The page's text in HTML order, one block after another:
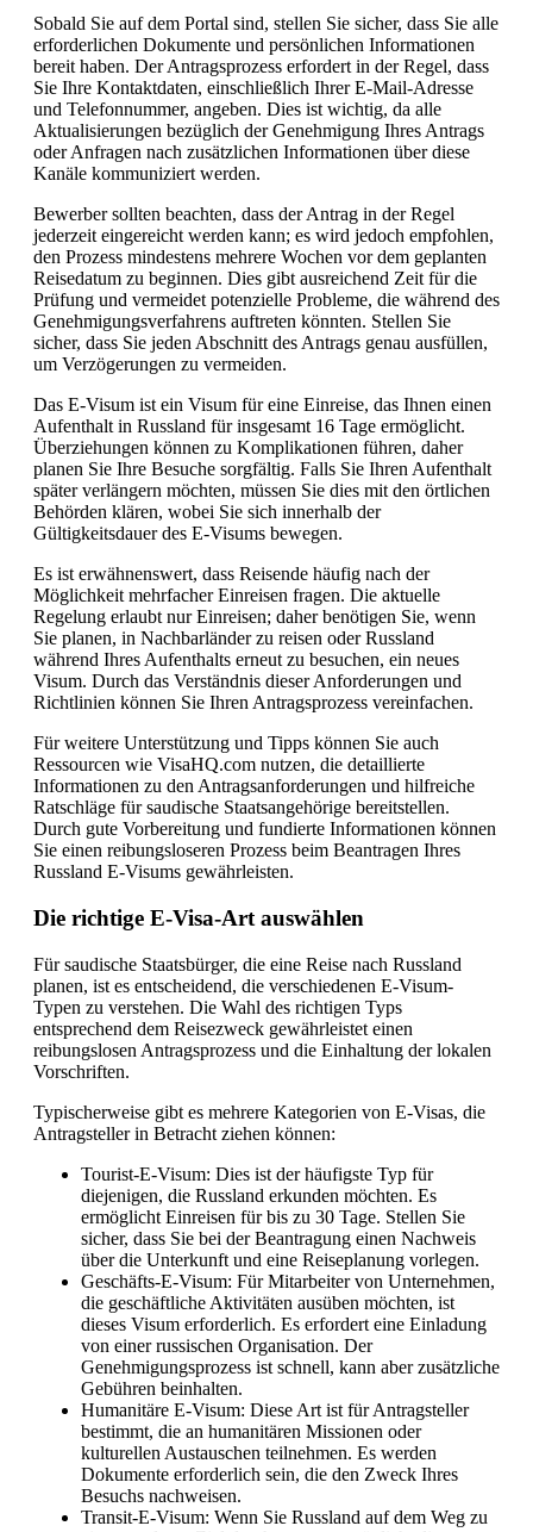
Sobald Sie auf dem Portal sind, stellen Sie sicher, dass Sie alle
erforderlichen Dokumente und persönlichen Informationen
bereit haben. Der Antragsprozess erfordert in der Regel, dass
Sie Ihre Kontaktdaten, einschließlich Ihrer E-Mail-Adresse
und Telefonnummer, angeben. Dies ist wichtig, da alle
Aktualisierungen bezüglich der Genehmigung Ihres Antrags
oder Anfragen nach zusätzlichen Informationen über diese
Kanäle kommuniziert werden.
Bewerber sollten beachten, dass der Antrag in der Regel
jederzeit eingereicht werden kann; es wird jedoch empfohlen,
den Prozess mindestens mehrere Wochen vor dem geplanten
Reisedatum zu beginnen. Dies gibt ausreichend Zeit für die
Prüfung und vermeidet potenzielle Probleme, die während des
Genehmigungsverfahrens auftreten könnten. Stellen Sie
sicher, dass Sie jeden Abschnitt des Antrags genau ausfüllen,
um Verzögerungen zu vermeiden.
Das E-Visum ist ein Visum für eine Einreise, das Ihnen einen
Aufenthalt in Russland für insgesamt 16 Tage ermöglicht.
Überziehungen können zu Komplikationen führen, daher
planen Sie Ihre Besuche sorgfältig. Falls Sie Ihren Aufenthalt
später verlängern möchten, müssen Sie dies mit den örtlichen
Behörden klären, wobei Sie sich innerhalb der
Gültigkeitsdauer des E-Visums bewegen.
Es ist erwähnenswert, dass Reisende häufig nach der
Möglichkeit mehrfacher Einreisen fragen. Die aktuelle
Regelung erlaubt nur Einreisen; daher benötigen Sie, wenn
Sie planen, in Nachbarländer zu reisen oder Russland
während Ihres Aufenthalts erneut zu besuchen, ein neues
Visum. Durch das Verständnis dieser Anforderungen und
Richtlinien können Sie Ihren Antragsprozess vereinfachen.
Für weitere Unterstützung und Tipps können Sie auch
Ressourcen wie VisaHQ.com nutzen, die detaillierte
Informationen zu den Antragsanforderungen und hilfreiche
Ratschläge für saudische Staatsangehörige bereitstellen.
Durch gute Vorbereitung und fundierte Informationen können
Sie einen reibungsloseren Prozess beim Beantragen Ihres
Russland E-Visums gewährleisten.
Die richtige E-Visa-Art auswählen
Für saudische Staatsbürger, die eine Reise nach Russland
planen, ist es entscheidend, die verschiedenen E-Visum-
Typen zu verstehen. Die Wahl des richtigen Typs
entsprechend dem Reisezweck gewährleistet einen
reibungslosen Antragsprozess und die Einhaltung der lokalen
Vorschriften.
Typischerweise gibt es mehrere Kategorien von E-Visas, die
Antragsteller in Betracht ziehen können:
Tourist-E-Visum: Dies ist der häufigste Typ für
diejenigen, die Russland erkunden möchten. Es
ermöglicht Einreisen für bis zu 30 Tage. Stellen Sie
sicher, dass Sie bei der Beantragung einen Nachweis
über die Unterkunft und eine Reiseplanung vorlegen.
Geschäfts-E-Visum: Für Mitarbeiter von Unternehmen,
die geschäftliche Aktivitäten ausüben möchten, ist
dieses Visum erforderlich. Es erfordert eine Einladung
von einer russischen Organisation. Der
Genehmigungsprozess ist schnell, kann aber zusätzliche
Gebühren beinhalten.
Humanitäre E-Visum: Diese Art ist für Antragsteller
bestimmt, die an humanitären Missionen oder
kulturellen Austauschen teilnehmen. Es werden
Dokumente erforderlich sein, die den Zweck Ihres
Besuchs nachweisen.
Transit-E-Visum: Wenn Sie Russland auf dem Weg zu